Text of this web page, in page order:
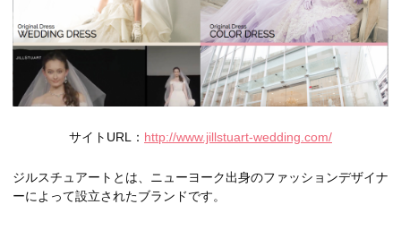
サイトURL： http://www.jillstuart-wedding.com/
ジルスチュアートとは、ニューヨーク出身のファッションデザイナ
ーによって設立されたブランドです。